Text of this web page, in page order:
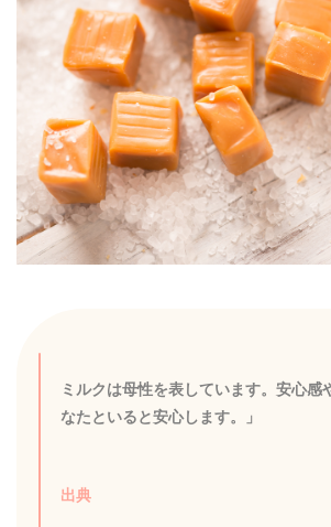
ミルクは母性を表しています。安心感
なたといると安心します。」
出典